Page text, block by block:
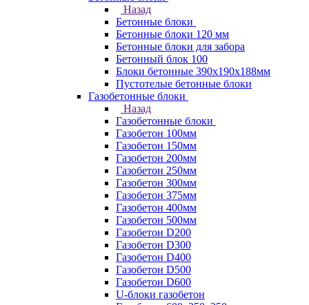
Назад
Бетонные блоки
Бетонные блоки 120 мм
Бетонные блоки для забора
Бетонный блок 100
Блоки бетонные 390х190х188мм
Пустотелые бетонные блоки
Газобетонные блоки
Назад
Газобетонные блоки
Газобетон 100мм
Газобетон 150мм
Газобетон 200мм
Газобетон 250мм
Газобетон 300мм
Газобетон 375мм
Газобетон 400мм
Газобетон 500мм
Газобетон D200
Газобетон D300
Газобетон D400
Газобетон D500
Газобетон D600
U-блоки газобетон